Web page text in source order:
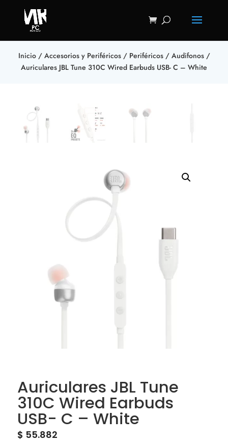
Inicio/ Accesorios y Periféricos/ Periféricos/ Audifonos/
Auriculares JBL Tune 310C Wired Earbuds USB- C – White
Auriculares JBL Tune
310C Wired Earbuds
USB- C – White
$ 55.882